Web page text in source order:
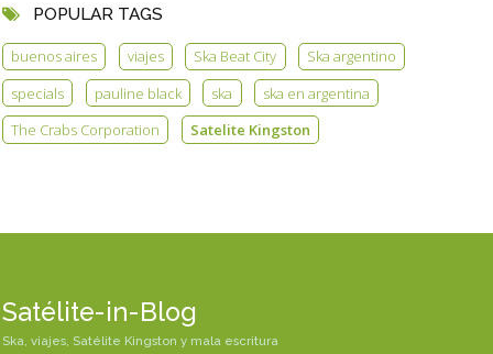
POPULAR TAGS
buenos aires viajes Ska Beat City
Ska argentino
specials
pauline black ska
ska en argentina
The Crabs Corporation
Satelite Kingston
Satélite-in-Blog
Ska, viajes, Satélite Kingston y mala escritura